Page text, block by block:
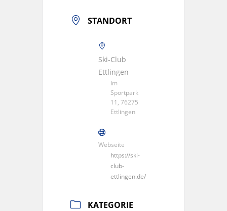
STANDORT
Ski-Club
Ettlingen
Im
Sportpark
11, 76275
Ettlingen
Webseite
https://ski-
club-
ettlingen.de/
KATEGORIE